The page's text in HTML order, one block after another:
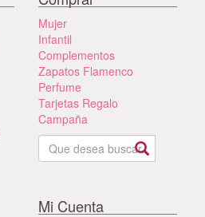
Mujer
Infantil
Complementos
Zapatos Flamenco
Perfume
Tarjetas Regalo
Campaña
Mi Cuenta